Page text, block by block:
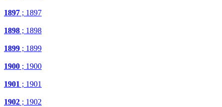
1897 ; 1897
1898 ; 1898
1899 ; 1899
1900 ; 1900
1901 ; 1901
1902 ; 1902